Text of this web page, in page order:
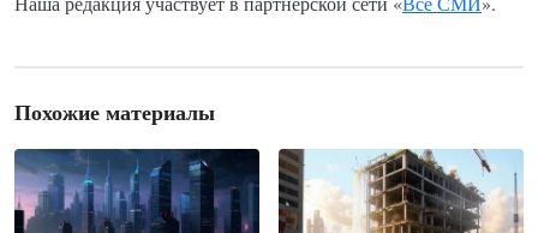
Похожие материалы